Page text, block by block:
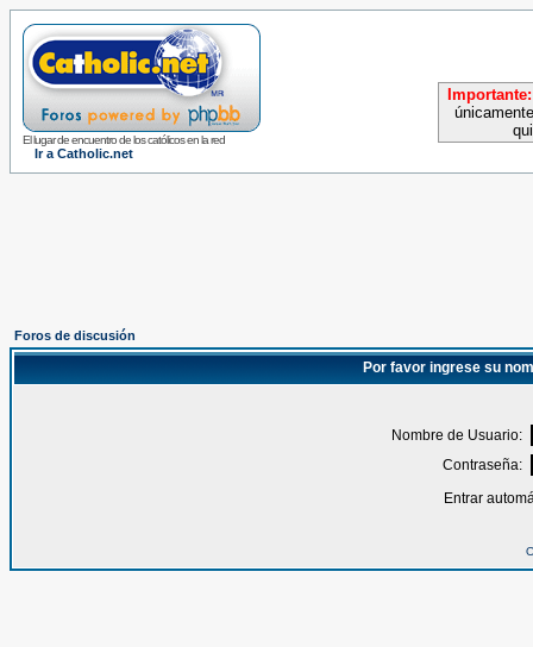
El lugar de encuentro de los católicos en la red
Ir a Catholic.net
Importante:
Foros de discusión
Por favor ingrese su
Nombre de Usuario:
Contraseña:
Entrar